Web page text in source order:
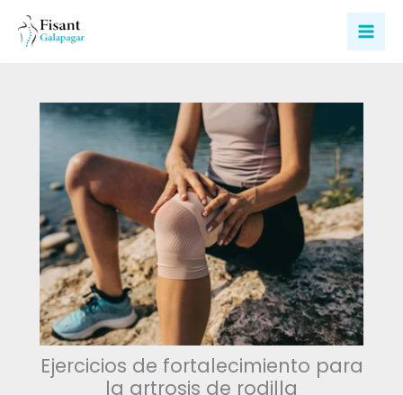
Ejercicios de fortalecimiento para
la artrosis de rodilla